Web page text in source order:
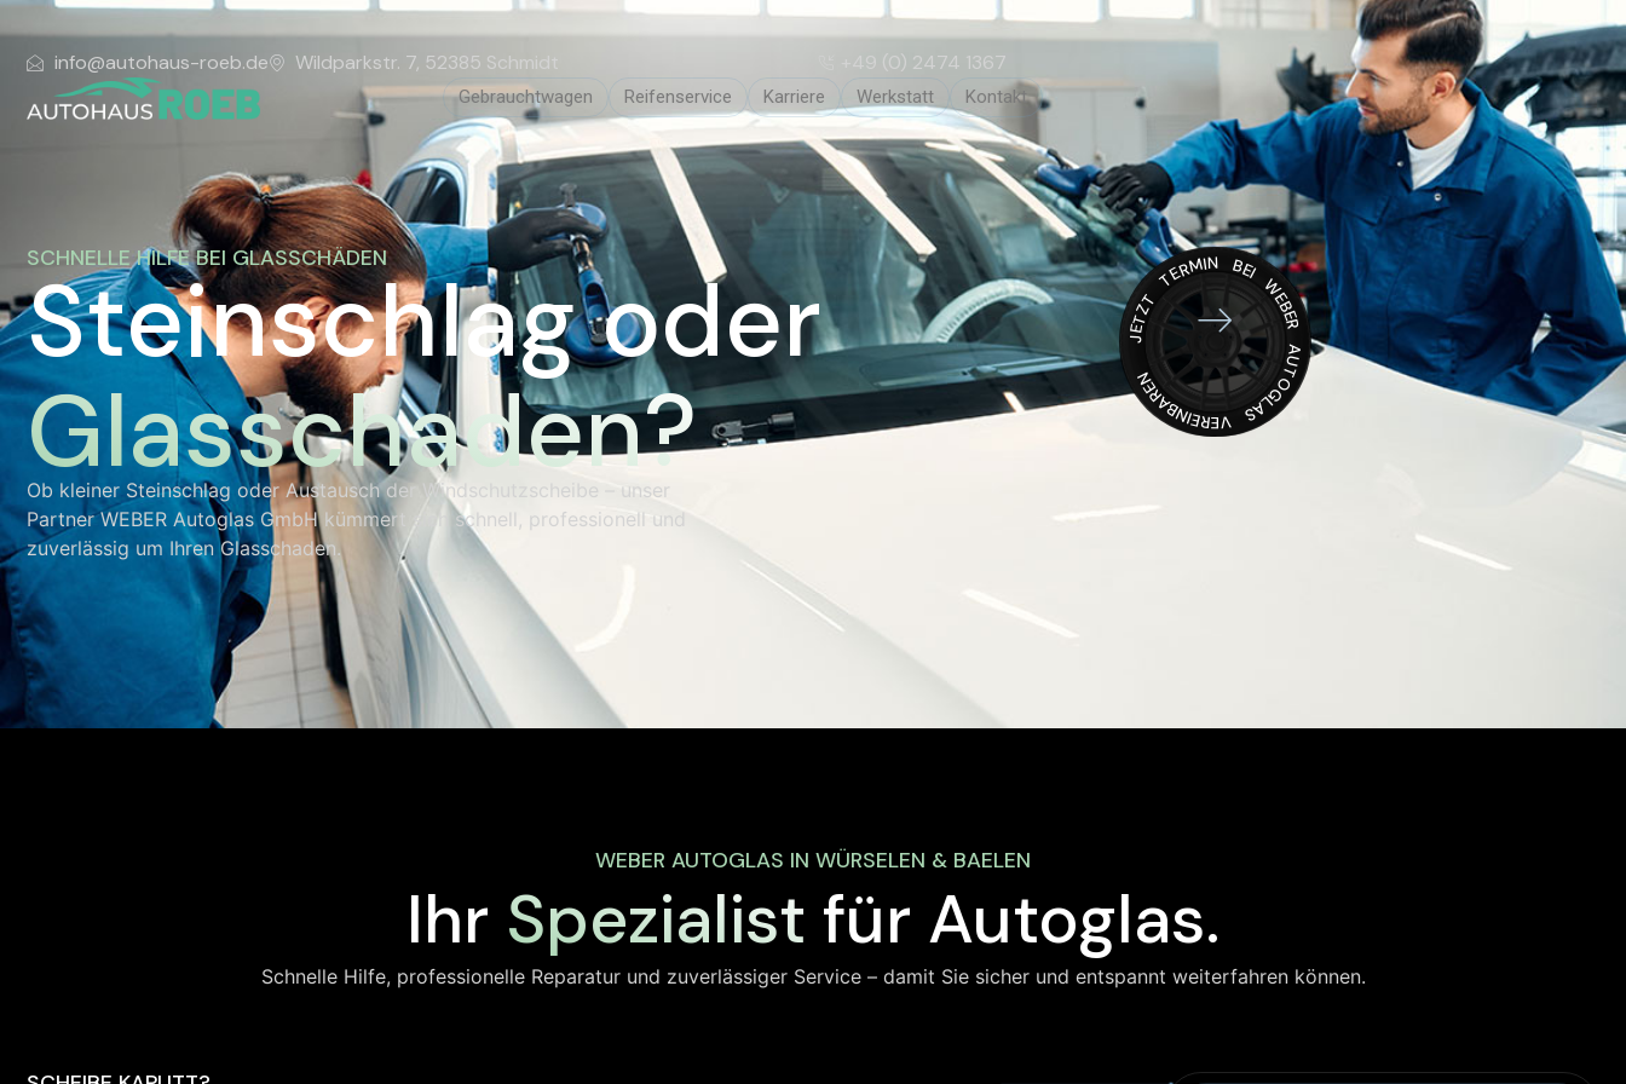
info@autohaus-roeb.de Wildparkstr. 7, 52385 Schmidt +49 (0) 2474 1367
Gebrauchtwagen Reifenservice Karriere Werkstatt Kontakt
SCHNELLE HILFE BEI GLASSCHÄDEN
Steinschlag oder
Glasschaden?
Ob kleiner Steinschlag oder Austausch der Windschutzscheibe – unser
Partner WEBER Autoglas GmbH kümmert sich schnell, professionell und
zuverlässig um Ihren Glasschaden.
JETZT TERMIN BEI WEBER AUTOGLAS VEREINBAREN
WEBER AUTOGLAS IN WÜRSELEN & BAELEN
Ihr Spezialist für Autoglas.
Schnelle Hilfe, professionelle Reparatur und zuverlässiger Service – damit Sie sicher und entspannt weiterfahren können.